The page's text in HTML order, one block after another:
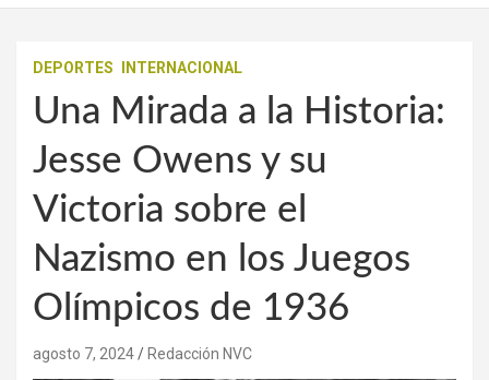
DEPORTES INTERNACIONAL
Una Mirada a la Historia:
Jesse Owens y su
Victoria sobre el
Nazismo en los Juegos
Olímpicos de 1936
agosto 7, 2024 Redacción NVC